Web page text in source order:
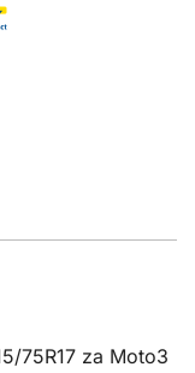
75R17 za Moto3